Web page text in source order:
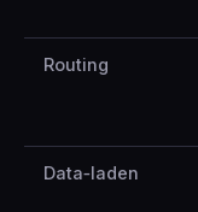
Routing
Data‑laden